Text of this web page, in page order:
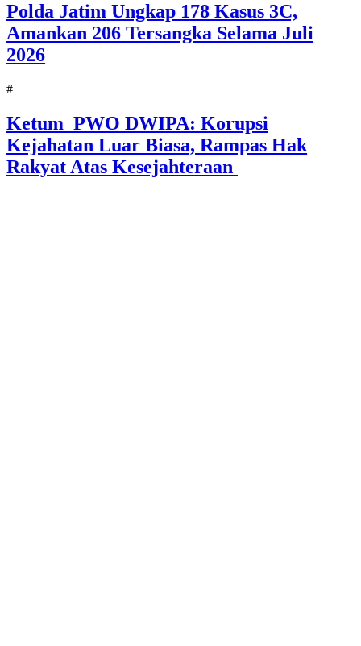
Polda Jatim Ungkap 178 Kasus 3C,
Amankan 206 Tersangka Selama Juli
2026
#
Ketum PWO DWIPA: Korupsi
Kejahatan Luar Biasa, Rampas Hak
Rakyat Atas Kesejahteraan